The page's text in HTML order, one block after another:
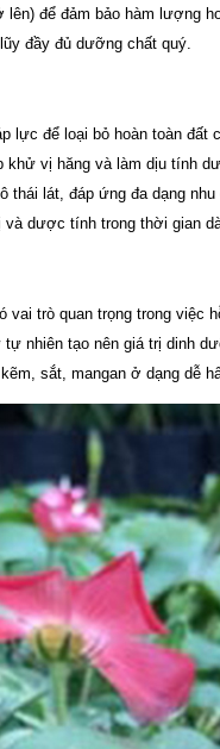
để đảm bảo hàm lượng
đầy đủ dưỡng chất quý.
để loại bỏ hoàn toàn đất
vị hăng và làm dịu tính
lát, đáp ứng đa dạng nhu
dược tính trong thời gian
trò quan trọng trong việc
nhiên tạo nên giá trị dinh
sắt, mangan ở dạng dễ